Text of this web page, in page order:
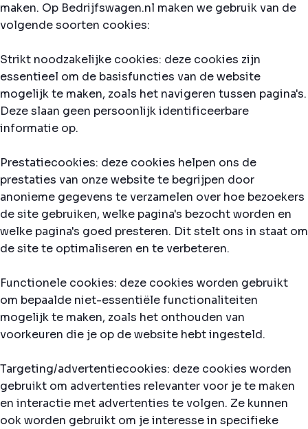
maken. Op Bedrijfswagen.nl maken we gebruik van de
volgende soorten cookies:
Strikt noodzakelijke cookies: deze cookies zijn
essentieel om de basisfuncties van de website
mogelijk te maken, zoals het navigeren tussen pagina's.
Deze slaan geen persoonlijk identificeerbare
informatie op.
Prestatiecookies: deze cookies helpen ons de
prestaties van onze website te begrijpen door
anonieme gegevens te verzamelen over hoe bezoekers
de site gebruiken, welke pagina's bezocht worden en
welke pagina's goed presteren. Dit stelt ons in staat om
de site te optimaliseren en te verbeteren.
Functionele cookies: deze cookies worden gebruikt
om bepaalde niet-essentiële functionaliteiten
mogelijk te maken, zoals het onthouden van
voorkeuren die je op de website hebt ingesteld.
Targeting/advertentiecookies: deze cookies worden
gebruikt om advertenties relevanter voor je te maken
en interactie met advertenties te volgen. Ze kunnen
ook worden gebruikt om je interesse in specifieke